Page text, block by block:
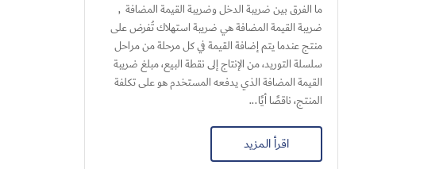
ما الفرق بين ضريبة الدخل وضريبة القيمة المضافة ,
ضريبة القيمة المضافة هي ضريبة استهلاك تُفرض على
منتج عندما يتم إضافة القيمة في كل مرحلة من مراحل
سلسلة التوريد، من الإنتاج إلى نقطة البيع، مبلغ ضريبة
القيمة المضافة الذي يدفعه المستخدم هو على تكلفة
المنتج، ناقصًا أيًا...
اقرأ المزيد